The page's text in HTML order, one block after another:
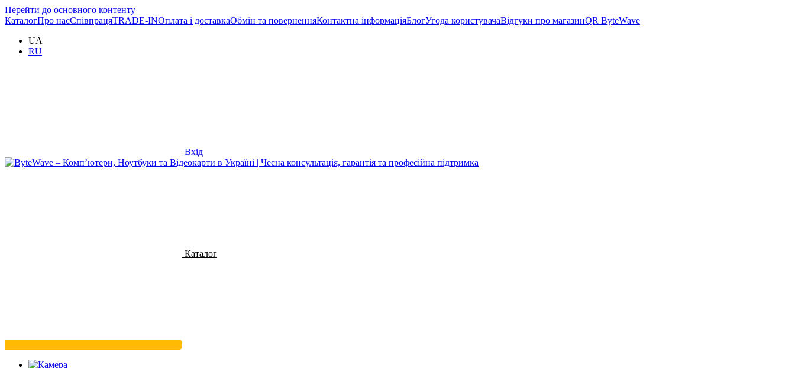
Перейти до основного контенту
КаталогПро насСпівпрацяTRADE-INОплата і доставкаОбмін та поверненняКонтактна інформаціяБлогУгода користувачаВідгуки про магазинQR ByteWave
UA
RU
Вхід
Каталог